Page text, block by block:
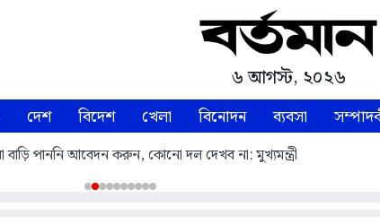
৬ আগস্ট, ২০২৬
দেশ বিদেশ খেলা বিনোদন ব্যবসা
পাননি আবেদন করুন, কোনো দল দেখব না: মুখ্যমন্ত্রী